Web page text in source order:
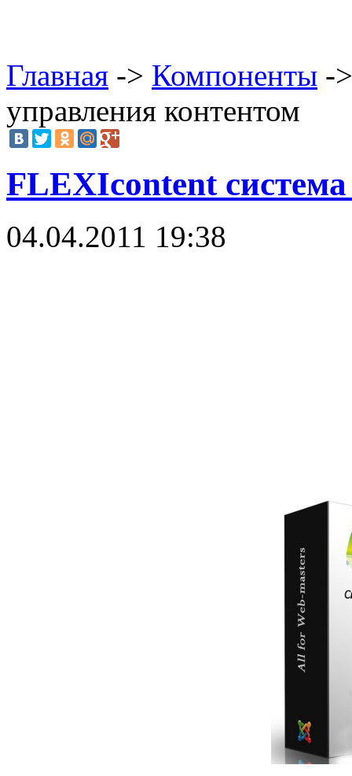
Главная -> Компоненты -
управления контентом
FLEXIcontent
04.04.2011 19:38